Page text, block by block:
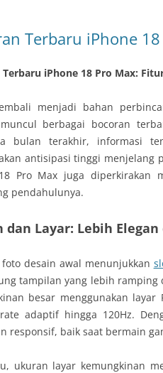
Terbaru iPhone
Terbaru iPhone 18 Pro Max:
menjadi bahan
berbagai bocoran
bulan terakhir, informasi
antisipasi tinggi menjelang
Pro Max juga diperkirakan
pendahulunya.
dan Layar: Lebih
foto desain awal menunjukkan
tampilan yang lebih
besar menggunakan layar
adaptif hingga 120Hz.
responsif, baik saat bermain
ukuran layar kemungkinan